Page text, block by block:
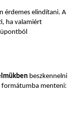
érdemes elindítani. A
ha valamiért
beszkennelni
formátumba menteni: